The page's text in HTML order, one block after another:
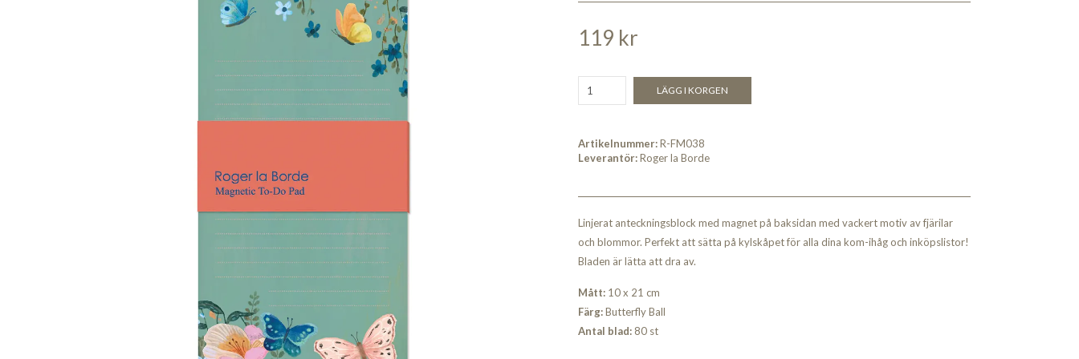
119 kr
LÄGG I KORGEN
Artikelnummer:R-FM038
Leverantör:Roger la Borde
Linjerat anteckningsblock med magnet på baksidan med vackert motiv av fjärilar
och blommor. Perfekt att sätta på kylskåpet för alla dina kom-ihåg och inköpslistor!
Bladen är lätta att dra av.
Mått: 10 x 21 cm
Färg:Butterfly Ball
Antal blad: 80 st